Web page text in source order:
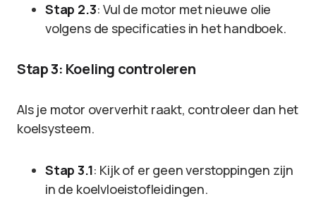
Stap 2.3: Vul de motor met nieuwe olie
volgens de specificaties in het handboek.
Stap 3: Koeling controleren
Als je motor oververhit raakt, controleer dan het
koelsysteem.
Stap 3.1: Kijk of er geen verstoppingen zijn
in de koelvloeistofleidingen.